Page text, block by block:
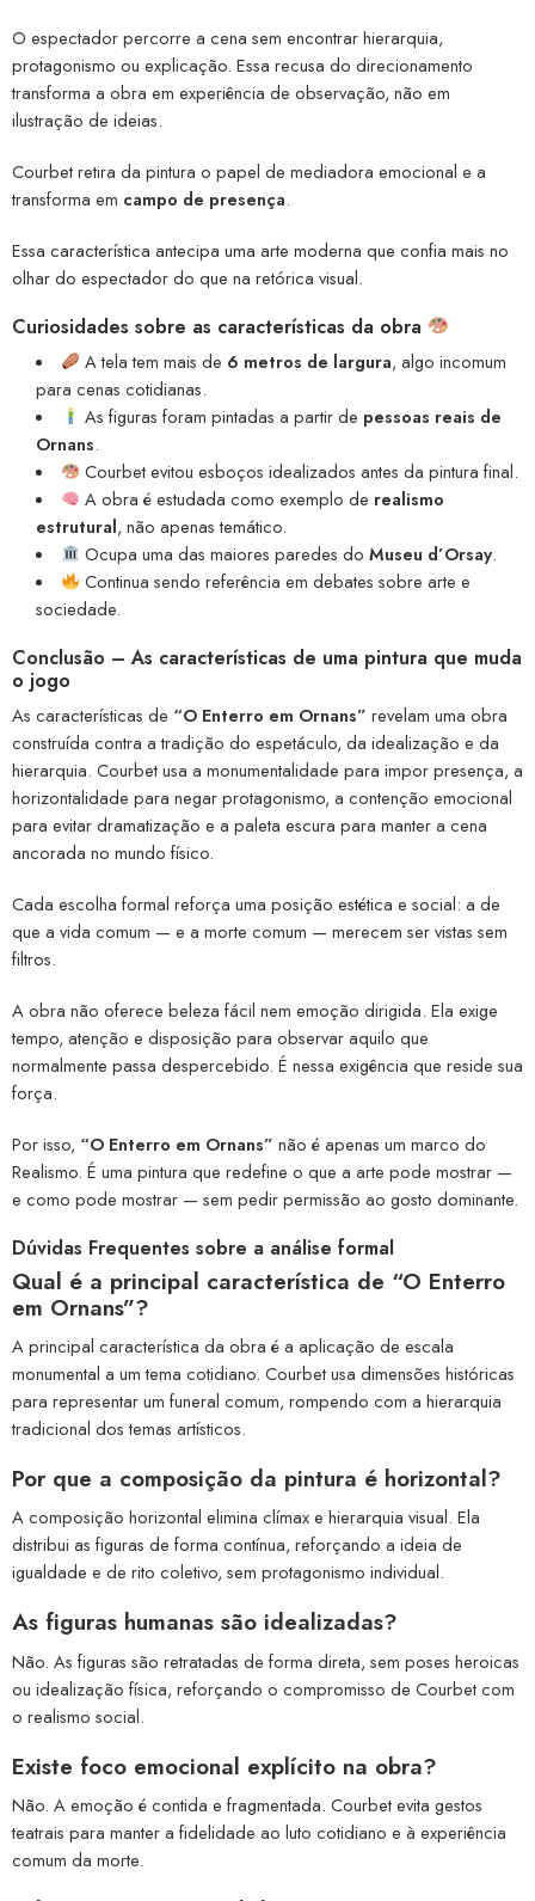
O espectador percorre a cena sem encontrar hierarquia,
protagonismo ou explicação. Essa recusa do direcionamento
transforma a obra em experiência de observação, não em
ilustração de ideias.
Courbet retira da pintura o papel de mediadora emocional e a
transforma em campo de presença.
Essa característica antecipa uma arte moderna que confia mais no
olhar do espectador do que na retórica visual.
Curiosidades sobre as características da obra
A tela tem mais de 6 metros de largura, algo incomum
para cenas cotidianas.
As figuras foram pintadas a partir de pessoas reais de
Ornans.
Courbet evitou esboços idealizados antes da pintura final.
A obra é estudada como exemplo de realismo
estrutural, não apenas temático.
Ocupa uma das maiores paredes do Museu d’Orsay.
Continua sendo referência em debates sobre arte e
sociedade.
Conclusão – As características de uma pintura que muda
o jogo
As características de “O Enterro em Ornans” revelam uma obra
construída contra a tradição do espetáculo, da idealização e da
hierarquia. Courbet usa a monumentalidade para impor presença, a
horizontalidade para negar protagonismo, a contenção emocional
para evitar dramatização e a paleta escura para manter a cena
ancorada no mundo físico.
Cada escolha formal reforça uma posição estética e social: a de
que a vida comum — e a morte comum — merecem ser vistas sem
filtros.
A obra não oferece beleza fácil nem emoção dirigida. Ela exige
tempo, atenção e disposição para observar aquilo que
normalmente passa despercebido. É nessa exigência que reside sua
força.
Por isso, “O Enterro em Ornans” não é apenas um marco do
Realismo. É uma pintura que redefine o que a arte pode mostrar —
e como pode mostrar — sem pedir permissão ao gosto dominante.
Dúvidas Frequentes sobre a análise formal
Qual é a principal característica de “O Enterro
em Ornans”?
A principal característica da obra é a aplicação de escala
monumental a um tema cotidiano. Courbet usa dimensões históricas
para representar um funeral comum, rompendo com a hierarquia
tradicional dos temas artísticos.
Por que a composição da pintura é horizontal?
A composição horizontal elimina clímax e hierarquia visual. Ela
distribui as figuras de forma contínua, reforçando a ideia de
igualdade e de rito coletivo, sem protagonismo individual.
As figuras humanas são idealizadas?
Não. As figuras são retratadas de forma direta, sem poses heroicas
ou idealização física, reforçando o compromisso de Courbet com
o realismo social.
Existe foco emocional explícito na obra?
Não. A emoção é contida e fragmentada. Courbet evita gestos
teatrais para manter a fidelidade ao luto cotidiano e à experiência
comum da morte.